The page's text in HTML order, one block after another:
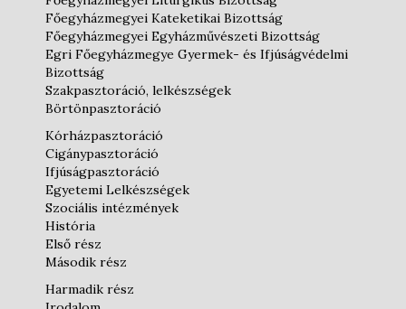
Főegyházmegyei Kateketikai Bizottság
Főegyházmegyei Egyházművészeti Bizottság
Egri Főegyházmegye Gyermek- és Ifjúságvédelmi
Bizottság
Szakpasztoráció, lelkészségek
Börtönpasztoráció
Kórházpasztoráció
Cigánypasztoráció
Ifjúságpasztoráció
Egyetemi Lelkészségek
Szociális intézmények
História
Első rész
Második rész
Harmadik rész